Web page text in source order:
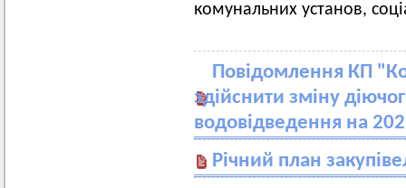
комунальних установ,
Повідомлення КП
здійснити зміну
водовідведення на
Річний план